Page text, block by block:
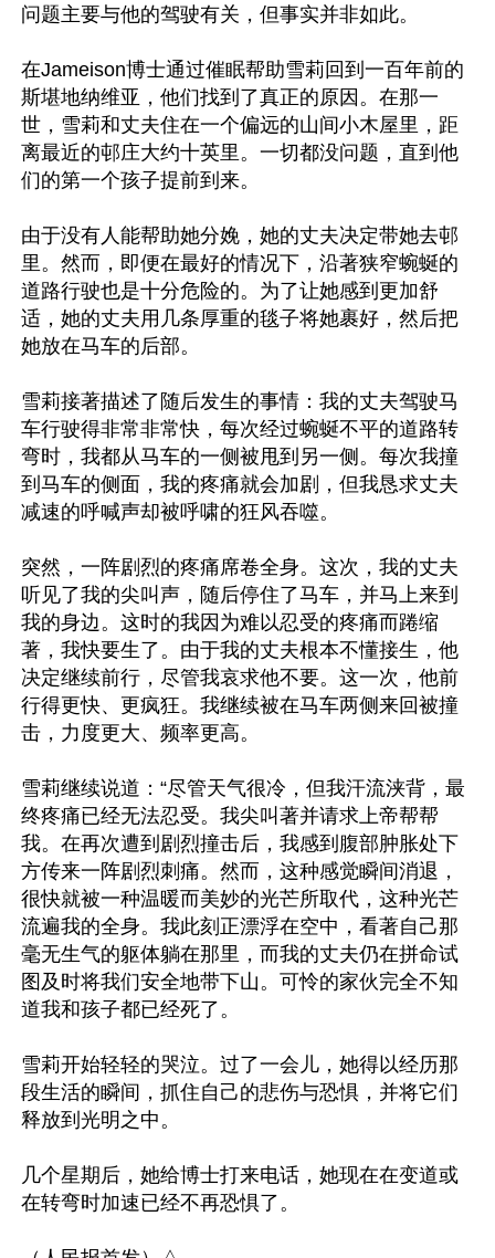
问题主要与他的驾驶有关，但事实并非如此。
在Jameison博士通过催眠帮助雪莉回到一百年前的
斯堪地纳维亚，他们找到了真正的原因。在那一
世，雪莉和丈夫住在一个偏远的山间小木屋里，距
离最近的邨庄大约十英里。一切都没问题，直到他
们的第一个孩子提前到来。
由于没有人能帮助她分娩，她的丈夫决定带她去邨
里。然而，即便在最好的情况下，沿著狭窄蜿蜒的
道路行驶也是十分危险的。为了让她感到更加舒
适，她的丈夫用几条厚重的毯子将她裹好，然后把
她放在马车的后部。
雪莉接著描述了随后发生的事情：我的丈夫驾驶马
车行驶得非常非常快，每次经过蜿蜒不平的道路转
弯时，我都从马车的一侧被甩到另一侧。每次我撞
到马车的侧面，我的疼痛就会加剧，但我恳求丈夫
减速的呼喊声却被呼啸的狂风吞噬。
突然，一阵剧烈的疼痛席卷全身。这次，我的丈夫
听见了我的尖叫声，随后停住了马车，并马上来到
我的身边。这时的我因为难以忍受的疼痛而踡缩
著，我快要生了。由于我的丈夫根本不懂接生，他
决定继续前行，尽管我哀求他不要。这一次，他前
行得更快、更疯狂。我继续被在马车两侧来回被撞
击，力度更大、频率更高。
雪莉继续说道：“尽管天气很冷，但我汗流浃背，最
终疼痛已经无法忍受。我尖叫著并请求上帝帮帮
我。在再次遭到剧烈撞击后，我感到腹部肿胀处下
方传来一阵剧烈刺痛。然而，这种感觉瞬间消退，
很快就被一种温暖而美妙的光芒所取代，这种光芒
流遍我的全身。我此刻正漂浮在空中，看著自己那
毫无生气的躯体躺在那里，而我的丈夫仍在拼命试
图及时将我们安全地带下山。可怜的家伙完全不知
道我和孩子都已经死了。
雪莉开始轻轻的哭泣。过了一会儿，她得以经历那
段生活的瞬间，抓住自己的悲伤与恐惧，并将它们
释放到光明之中。
几个星期后，她给博士打来电话，她现在在变道或
在转弯时加速已经不再恐惧了。